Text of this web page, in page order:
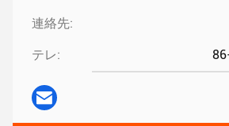
連絡先:
テレ: